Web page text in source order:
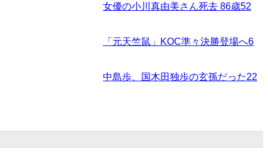
女優の小川真由美さん死去 86歳52
「元天竺鼠」KOC準々決勝登場へ6
中島歩、国木田独歩の玄孫だった22